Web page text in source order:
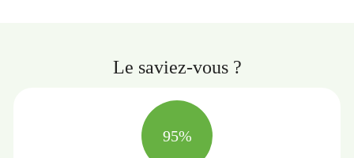
Le saviez-vous ?
95%